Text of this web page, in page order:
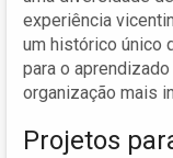
experiência
um histórico único
para o
organização mais
Projetos